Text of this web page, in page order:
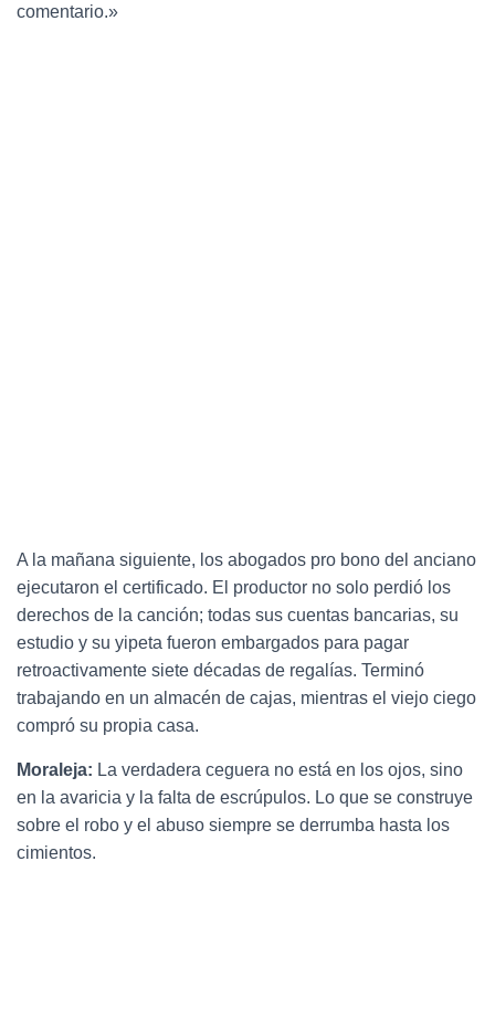
comentario.»
A la mañana siguiente, los abogados pro bono del anciano
ejecutaron el certificado. El productor no solo perdió los
derechos de la canción; todas sus cuentas bancarias, su
estudio y su yipeta fueron embargados para pagar
retroactivamente siete décadas de regalías. Terminó
trabajando en un almacén de cajas, mientras el viejo ciego
compró su propia casa.
Moraleja: La verdadera ceguera no está en los ojos, sino
en la avaricia y la falta de escrúpulos. Lo que se construye
sobre el robo y el abuso siempre se derrumba hasta los
cimientos.